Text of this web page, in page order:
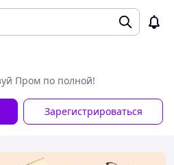
Пром по полной!
Зарегистрироваться